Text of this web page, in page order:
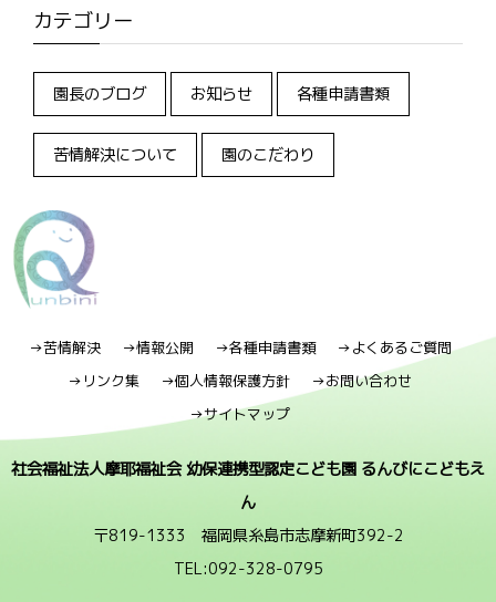
カテゴリー
園長のブログ お知らせ 各種申請書類
苦情解決について 園のこだわり
→苦情解決 →情報公開 →各種申請書類
→よくあるご質問
→リンク集
→個人情報保護方針
→お問い合わせ
→サイトマップ
社会福祉法人摩耶福祉会 幼保連携型認定こども園 るんびにこどもえ
ん
〒819-1333 福岡県糸島市志摩新町392-2
TEL:092-328-0795